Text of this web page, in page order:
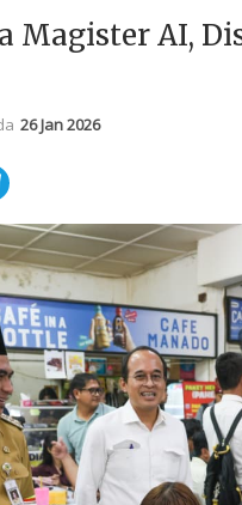
Magister AI,
26 Jan 2026